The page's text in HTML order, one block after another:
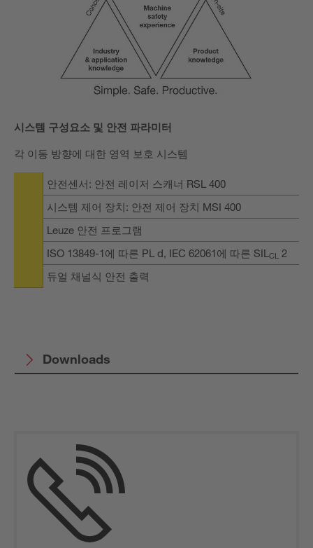
시스템 구성요소 및 안전 파라미터
각 이동 방향에 대한 영역 보호 시스템
안전센서: 안전 레이저 스캐너 RSL 400
시스템 제어 장치: 안전 제어 장치 MSI 400
Leuze 안전 프로그램
ISO 13849-1에 따른 PL d, IEC 62061에 따른 SIL CL 2
듀얼 채널식 안전 출력
Downloads